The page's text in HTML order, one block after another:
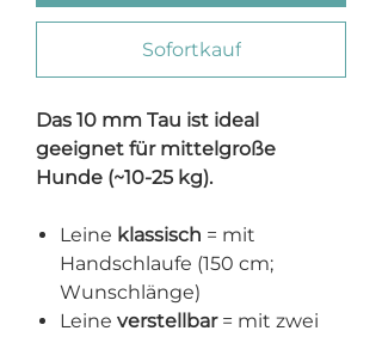
Sofortkauf
Das 10 mm Tau ist ideal
geeignet für mittelgroße
Hunde (~10-25 kg).
Leine klassisch = mit
Handschlaufe (150 cm;
Wunschlänge)
Leine verstellbar= mit zwei